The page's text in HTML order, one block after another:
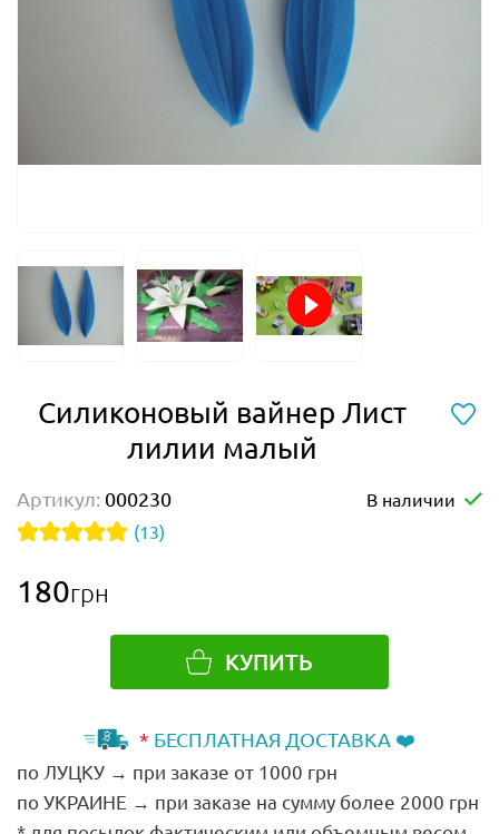
Силиконовый вайнер Лист
лилии малый
Артикул: 000230
В наличии
(13)
180грн
КУПИТЬ
* БЕСПЛАТНАЯ ДОСТАВКА ❤️
по ЛУЦКУ → при заказе от 1000 грн
по УКРАИНЕ → при заказе на сумму более 2000 грн